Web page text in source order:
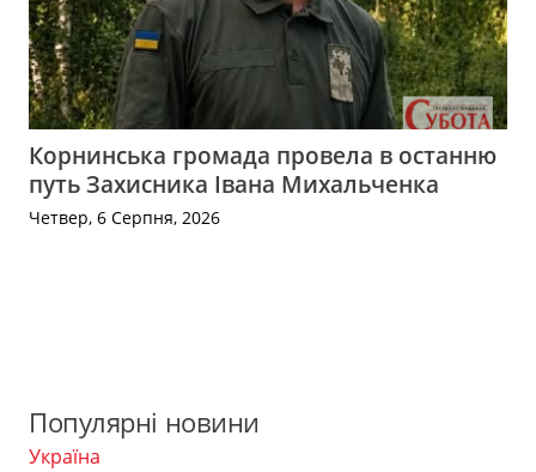
Корнинська громада провела в останню
путь Захисника Івана Михальченка
Четвер, 6 Серпня, 2026
Популярні новини
Україна